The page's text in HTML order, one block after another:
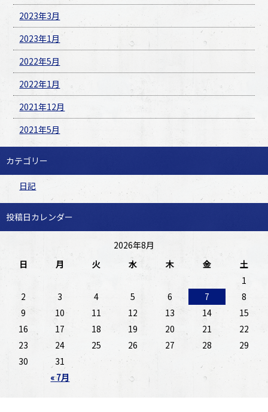
2023年3月
2023年1月
2022年5月
2022年1月
2021年12月
2021年5月
カテゴリー
日記
投稿日カレンダー
2026年8月
日
月 火 水 木 金 土
« 7月
1
2
3 4 5 6 7
8
9
10 11 12 13 14
15
16
17 18 19 20 21
22
23
24 25 26 27 28
29
30
31